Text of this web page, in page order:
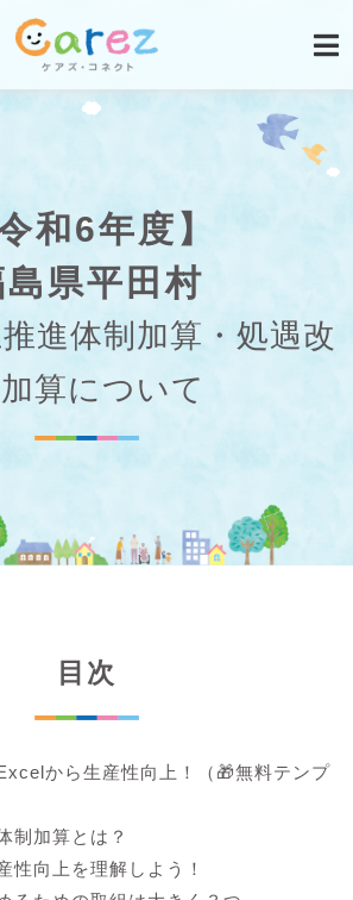
令和6年度】
島県平田村
進体制加算・処遇改
算について
目次
から生産性向上！（🎁無料テンプ
制加算とは？
性向上を理解しよう！